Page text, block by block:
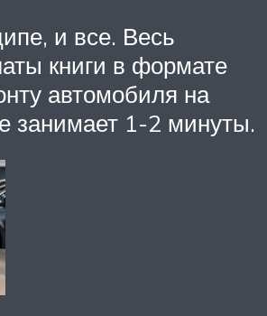
и все. Весь
книги в формате
автомобиля на
занимает 1-2 минуты.